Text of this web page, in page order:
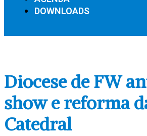
DOWNLOADS
Diocese de FW
show e reforma
Catedral